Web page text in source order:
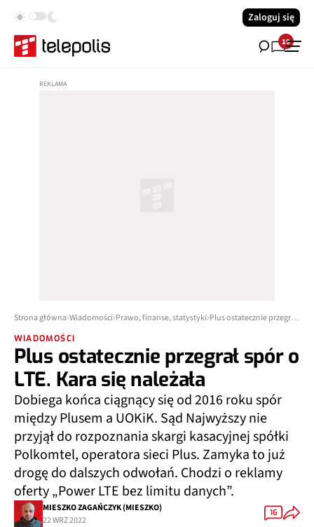
Zaloguj się
19
Strona główna Wiadomości Prawo, finanse, statystyki Plus ostatecznie przegrał spór o LTE. Kara się należała
WIADOMOŚCI
Plus ostatecznie przegrał spór o
LTE. Kara się należała
Dobiega końca ciągnący się od 2016 roku spór
między Plusem a UOKiK. Sąd Najwyższy nie
przyjął do rozpoznania skargi kasacyjnej spółki
Polkomtel, operatora sieci Plus. Zamyka to już
drogę do dalszych odwołań. Chodzi o reklamy
oferty „Power LTE bez limitu danych”.
MIESZKO ZAGAŃCZYK (MIESZKO)
22 WRZ 2022
16